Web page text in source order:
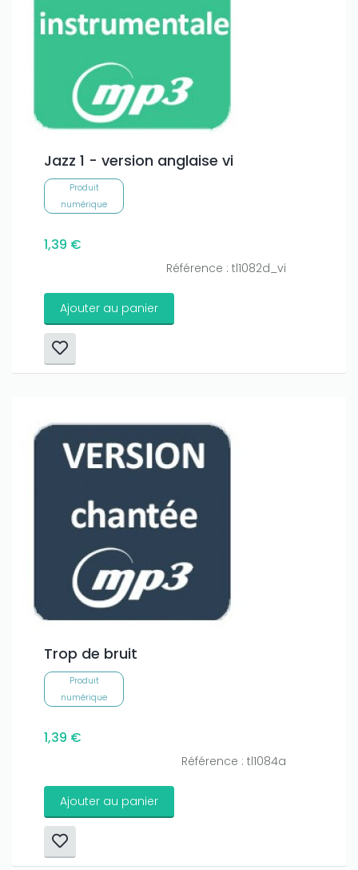
Jazz 1 - version anglaise vi
Produit
numérique
1,39 €
Référence : tl1082d_vi
Ajouter au panier
Trop de bruit
Produit
numérique
1,39 €
Référence : tl1084a
Ajouter au panier